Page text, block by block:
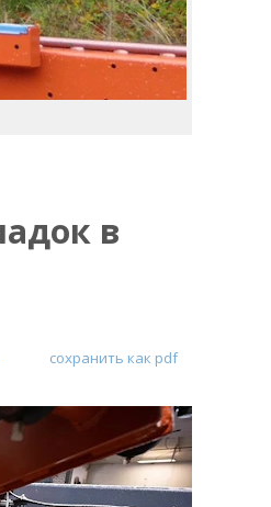
в
сохранить как pdf